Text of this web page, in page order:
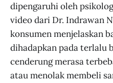
dipengaruhi oleh
video dari Dr. Indrawan
konsumen menjelaskan
dihadapkan pada terlalu
cenderung merasa
atau menolak membeli